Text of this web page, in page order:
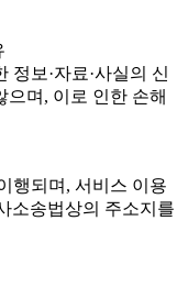
정보·자료·사실의 신
으며, 이로 인한 손해
행되며, 서비스 이용
소송법상의 주소지를